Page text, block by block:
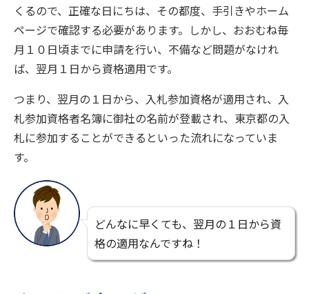
くるので、正確な日にちは、その都度、手引きやホーム
ページで確認する必要があります。しかし、おおむね毎
月１０日頃までに申請を行い、不備など問題がなけれ
ば、翌月１日から資格適用です。
つまり、翌月の１日から、入札参加資格が適用され、入
札参加資格者名簿に御社の名前が登載され、東京都の入
札に参加することができるといった流れになっていま
す。
どんなに早くても、翌月の１日から資
格の適用なんですね！